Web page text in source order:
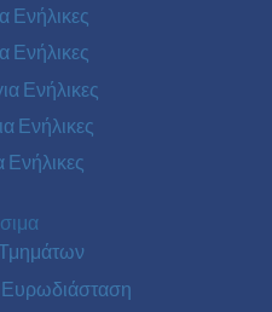
Ενήλικες
Ενήλικες
Ενήλικες
Ενήλικες
Ενήλικες
Ευρωδιάσταση